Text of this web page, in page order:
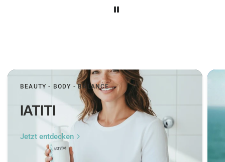
BEAUTY - BODY - BALANCE
IATITI
Jetzt entdecken